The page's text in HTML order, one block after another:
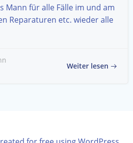
Mann für alle Fälle im und am
Reparaturen etc. wieder alle
Weiter lesen